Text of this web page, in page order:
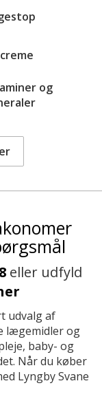
og
eller udfyld
udvalg af
lægemidler og
baby- og
Når du køber
Lyngby Svane